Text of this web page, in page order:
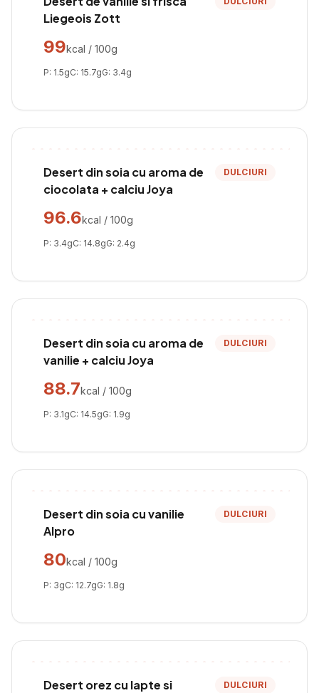
Liegeois Zott
99kcal / 100g
P: 1.5gC: 15.7gG: 3.4g
Desert din soia cu aroma de
ciocolata + calciu Joya
DULCIURI
96.6kcal / 100g
P: 3.4gC: 14.8gG: 2.4g
Desert din soia cu aroma de
vanilie + calciu Joya
DULCIURI
88.7kcal / 100g
P: 3.1gC: 14.5gG: 1.9g
Desert din soia cu vanilie
Alpro
DULCIURI
80kcal / 100g
P: 3gC: 12.7gG: 1.8g
Desert orez cu lapte si
DULCIURI